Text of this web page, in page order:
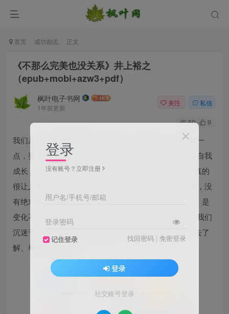
首页 成功励志 正文
《不那么完美也没关系》井上裕之
（epub+mobi+azw3+pdf）
枫叶电子书网
1年前更新
关注 私信
50 9
我们从小接受的教育是努力再努力，目标高一点、再高一
点，要考试就得考满分。一直认真努力的你从未放松过自我
成长，一心想扫除自身的一切“不够完美”。这样的你，真的
很让人敬佩，但也让人心疼。生活不是竞赛，不是考试，没
有绝对意义的冠军，也不存在“满分”。生活是参差多态，是
变化不定，是美好与遗憾共存，快乐与悲伤难舍难分。我们
沉迷于一个个数据化、标准化的“完美”指标，却忽略了去了
解、尊重真实的自己。
登录
没有账号？立即注册
用户名/手机号/邮箱
登录密码
记住登录 找回密码 | 免密登录
登录
社交账号登录